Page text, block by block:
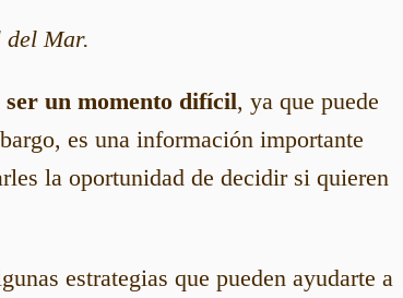
del Mar.
un momento difícil, ya que puede
es una información importante
la oportunidad de decidir si quieren
estrategias que pueden ayudarte a